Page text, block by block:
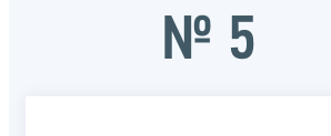
№ 5